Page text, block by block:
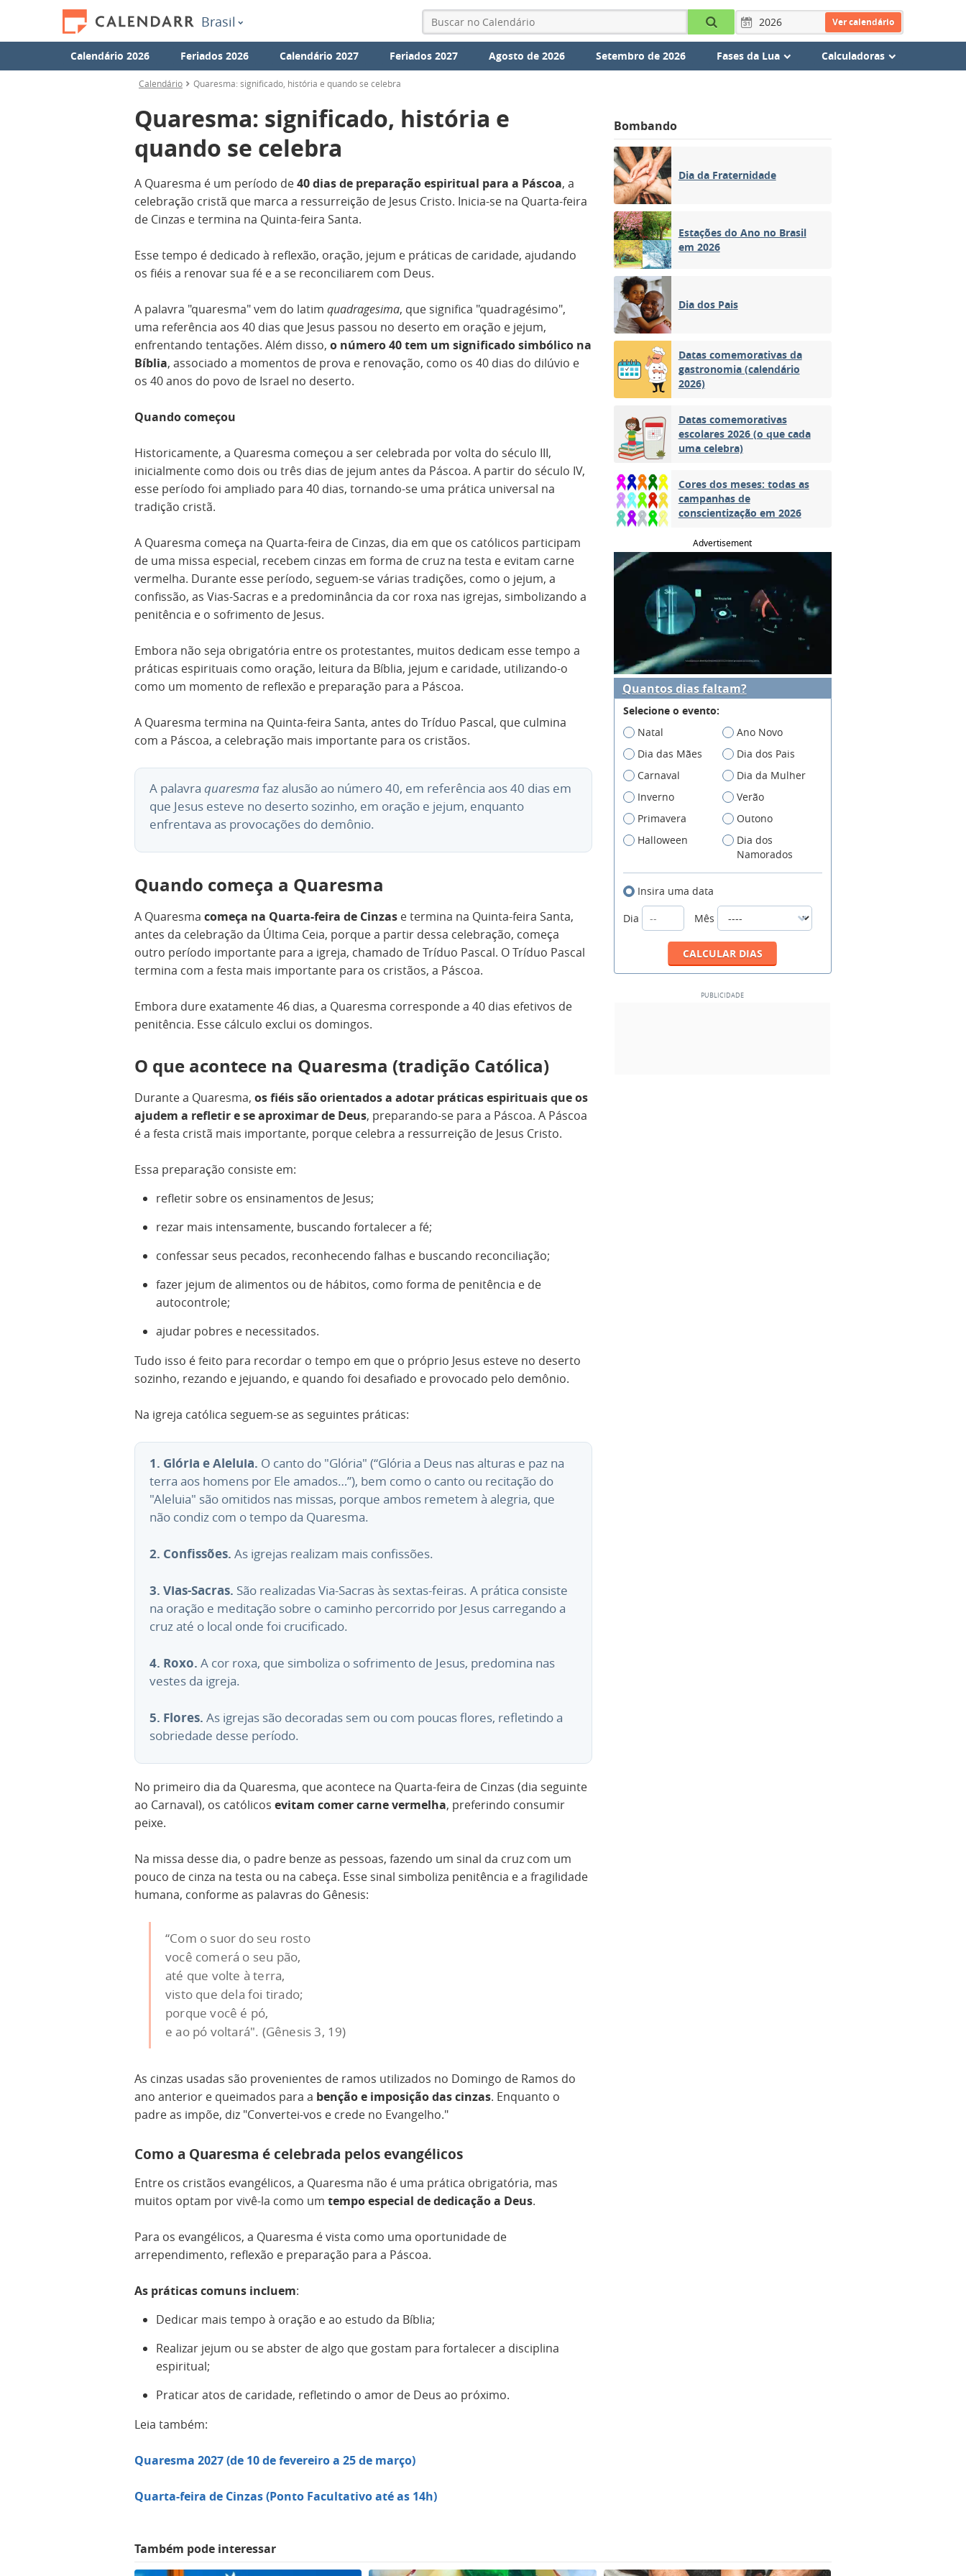
Brasil Ver calendário
Calendário 2026 Feriados 2026 Calendário 2027 Feriados 2027 Agosto de 2026 Setembro de 2026 Fases da Lua Calculadoras
Calendário Quaresma: significado, história e quando se celebra
Quaresma: significado, história e
quando se celebra
A Quaresma é um período de40 dias de preparação espiritual para a Páscoa, a
celebração cristã que marca a ressurreição de Jesus Cristo. Inicia-se na Quarta-feira
de Cinzas e termina na Quinta-feira Santa.
Esse tempo é dedicado à reflexão, oração, jejum e práticas de caridade, ajudando
os fiéis a renovar sua fé e a se reconciliarem com Deus.
A palavra "quaresma" vem do latim quadragesima, que significa "quadragésimo",
uma referência aos 40 dias que Jesus passou no deserto em oração e jejum,
enfrentando tentações. Além disso, o número 40 tem um significado simbólico na
Bíblia, associado a momentos de prova e renovação, como os 40 dias do dilúvio e
os 40 anos do povo de Israel no deserto.
Quando começou
Historicamente, a Quaresma começou a ser celebrada por volta do século III,
inicialmente como dois ou três dias de jejum antes da Páscoa. A partir do século IV,
esse período foi ampliado para 40 dias, tornando-se uma prática universal na
tradição cristã.
A Quaresma começa na Quarta-feira de Cinzas, dia em que os católicos participam
de uma missa especial, recebem cinzas em forma de cruz na testa e evitam carne
vermelha. Durante esse período, seguem-se várias tradições, como o jejum, a
confissão, as Vias-Sacras e a predominância da cor roxa nas igrejas, simbolizando a
penitência e o sofrimento de Jesus.
Embora não seja obrigatória entre os protestantes, muitos dedicam esse tempo a
práticas espirituais como oração, leitura da Bíblia, jejum e caridade, utilizando-o
como um momento de reflexão e preparação para a Páscoa.
A Quaresma termina na Quinta-feira Santa, antes do Tríduo Pascal, que culmina
com a Páscoa, a celebração mais importante para os cristãos.
A palavra quaresmafaz alusão ao número 40, em referência aos 40 dias em
que Jesus esteve no deserto sozinho, em oração e jejum, enquanto
enfrentava as provocações do demônio.
Quando começa a Quaresma
A Quaresma começa na Quarta-feira de Cinzas e termina na Quinta-feira Santa,
antes da celebração da Última Ceia, porque a partir dessa celebração, começa
outro período importante para a igreja, chamado de Tríduo Pascal. O Tríduo Pascal
termina com a festa mais importante para os cristãos, a Páscoa.
Embora dure exatamente 46 dias, a Quaresma corresponde a 40 dias efetivos de
penitência. Esse cálculo exclui os domingos.
O que acontece na Quaresma (tradição Católica)
Durante a Quaresma, os fiéis são orientados a adotar práticas espirituais que os
ajudem a refletir e se aproximar de Deus, preparando-se para a Páscoa. A Páscoa
é a festa cristã mais importante, porque celebra a ressurreição de Jesus Cristo.
Essa preparação consiste em:
refletir sobre os ensinamentos de Jesus;
rezar mais intensamente, buscando fortalecer a fé;
confessar seus pecados, reconhecendo falhas e buscando reconciliação;
fazer jejum de alimentos ou de hábitos, como forma de penitência e de
autocontrole;
ajudar pobres e necessitados.
Tudo isso é feito para recordar o tempo em que o próprio Jesus esteve no deserto
sozinho, rezando e jejuando, e quando foi desafiado e provocado pelo demônio.
Na igreja católica seguem-se as seguintes práticas:
1. Glória e Aleluia. O canto do "Glória" (“Glória a Deus nas alturas e paz na
terra aos homens por Ele amados…”), bem como o canto ou recitação do
"Aleluia" são omitidos nas missas, porque ambos remetem à alegria, que
não condiz com o tempo da Quaresma.
2. Confissões. As igrejas realizam mais confissões.
3. Vias-Sacras. São realizadas Via-Sacras às sextas-feiras. A prática consiste
na oração e meditação sobre o caminho percorrido por Jesus carregando a
cruz até o local onde foi crucificado.
4. Roxo. A cor roxa, que simboliza o sofrimento de Jesus, predomina nas
vestes da igreja.
5. Flores. As igrejas são decoradas sem ou com poucas flores, refletindo a
sobriedade desse período.
No primeiro dia da Quaresma, que acontece na Quarta-feira de Cinzas (dia seguinte
ao Carnaval), os católicos evitam comer carne vermelha, preferindo consumir
peixe.
Na missa desse dia, o padre benze as pessoas, fazendo um sinal da cruz com um
pouco de cinza na testa ou na cabeça. Esse sinal simboliza penitência e a fragilidade
humana, conforme as palavras do Gênesis:
“Com o suor do seu rosto
você comerá o seu pão,
até que volte à terra,
visto que dela foi tirado;
porque você é pó,
e ao pó voltará". (Gênesis 3, 19)
As cinzas usadas são provenientes de ramos utilizados no Domingo de Ramos do
ano anterior e queimados para a benção e imposição das cinzas. Enquanto o
padre as impõe, diz "Convertei-vos e crede no Evangelho."
Como a Quaresma é celebrada pelos evangélicos
Entre os cristãos evangélicos, a Quaresma não é uma prática obrigatória, mas
muitos optam por vivê-la como um tempo especial de dedicação a Deus.
Para os evangélicos, a Quaresma é vista como uma oportunidade de
arrependimento, reflexão e preparação para a Páscoa.
As práticas comuns incluem:
Dedicar mais tempo à oração e ao estudo da Bíblia;
Realizar jejum ou se abster de algo que gostam para fortalecer a disciplina
espiritual;
Praticar atos de caridade, refletindo o amor de Deus ao próximo.
Leia também:
Quaresma 2027 (de 10 de fevereiro a 25 de março)
Quarta-feira de Cinzas (Ponto Facultativo até as 14h)
Bombando
Dia da Fraternidade
Estações do Ano no Brasil
em 2026
Dia dos Pais
Datas comemorativas da
gastronomia (calendário
2026)
Datas comemorativas
escolares 2026 (o que cada
uma celebra)
Cores dos meses: todas as
campanhas de
conscientização em 2026
Advertisement
Quantos dias faltam?
Selecione o evento:
Natal
Ano Novo
Dia das Mães
Dia dos Pais
Carnaval
Dia da Mulher
Inverno
Verão
Primavera
Outono
Halloween
Dia dos
Namorados
Insira uma data
Dia
Mês
Também pode interessar